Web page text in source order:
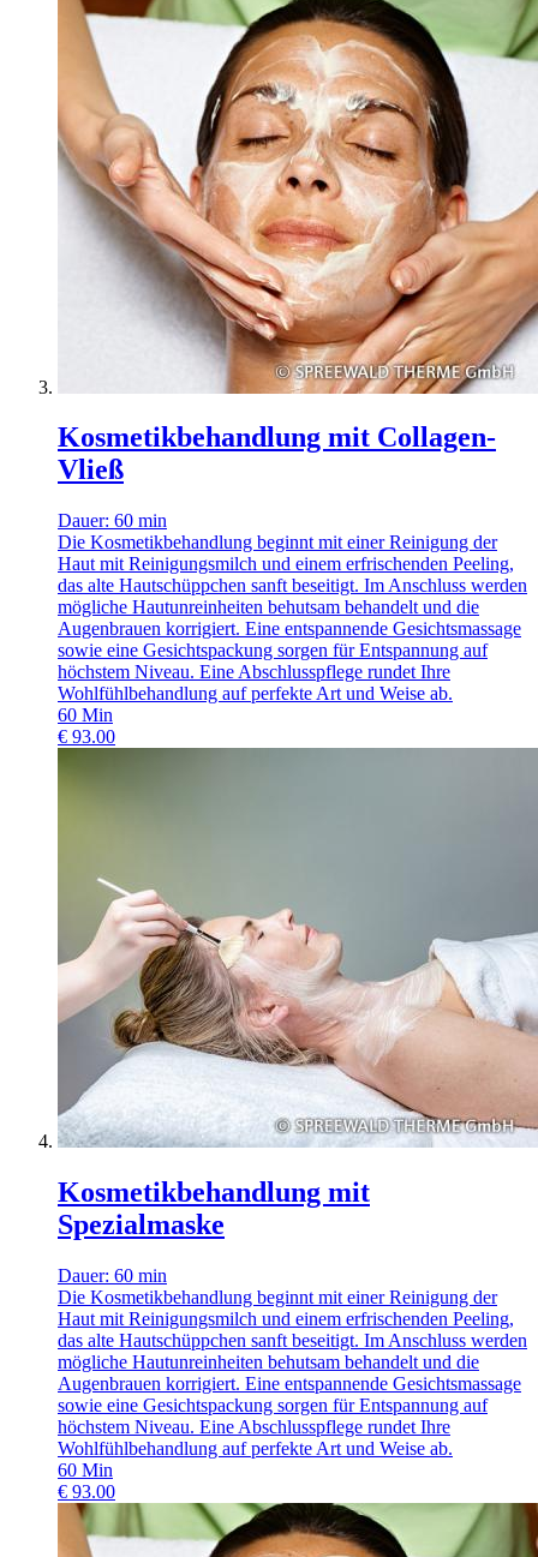
Kosmetikbehandlung mit Collagen-
Vließ
Dauer: 60 min
Die Kosmetikbehandlung beginnt mit einer Reinigung der
Haut mit Reinigungsmilch und einem erfrischenden Peeling,
das alte Hautschüppchen sanft beseitigt. Im Anschluss werden
mögliche Hautunreinheiten behutsam behandelt und die
Augenbrauen korrigiert. Eine entspannende Gesichtsmassage
sowie eine Gesichtspackung sorgen für Entspannung auf
höchstem Niveau. Eine Abschlusspflege rundet Ihre
Wohlfühlbehandlung auf perfekte Art und Weise ab.
60 Min
€ 93.00
Kosmetikbehandlung mit
Spezialmaske
Dauer: 60 min
Die Kosmetikbehandlung beginnt mit einer Reinigung der
Haut mit Reinigungsmilch und einem erfrischenden Peeling,
das alte Hautschüppchen sanft beseitigt. Im Anschluss werden
mögliche Hautunreinheiten behutsam behandelt und die
Augenbrauen korrigiert. Eine entspannende Gesichtsmassage
sowie eine Gesichtspackung sorgen für Entspannung auf
höchstem Niveau. Eine Abschlusspflege rundet Ihre
Wohlfühlbehandlung auf perfekte Art und Weise ab.
60 Min
€ 93.00